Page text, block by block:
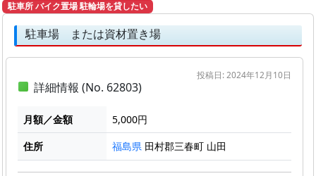
駐車所 バイク置場 駐輪場を貸したい
駐車場 または資材置き場
投稿日: 2024年12月10日
詳細情報 (No. 62803)
月額／金額
5,000円
住所
福島県 田村郡三春町 山田